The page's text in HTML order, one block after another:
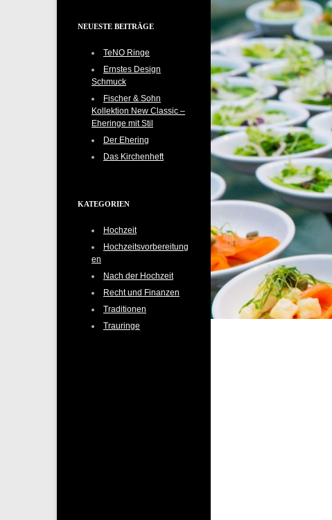
NEUESTE BEITRÄGE
TeNO Ringe
Ernstes Design
Schmuck
Fischer & Sohn
Kollektion New Classic –
Eheringe mit Stil
Der Ehering
Das Kirchenheft
KATEGORIEN
Hochzeit
Hochzeitsvorbereitung
en
Nach der Hochzeit
Recht und Finanzen
Traditionen
Trauringe